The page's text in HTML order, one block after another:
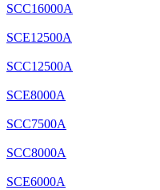
SCC16000A
SCE12500A
SCC12500A
SCE8000A
SCC7500A
SCC8000A
SCE6000A